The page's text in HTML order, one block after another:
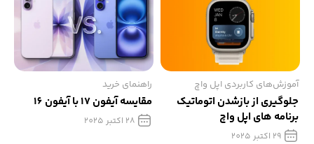
آموزش‌های کاربردی اپل واچ
جلوگیری از بازشدن اتوماتیک
برنامه های اپل واچ
29 اکتبر 2025
راهنمای خرید
مقایسه آیفون 17 با آیفون 16
28 اکتبر 2025